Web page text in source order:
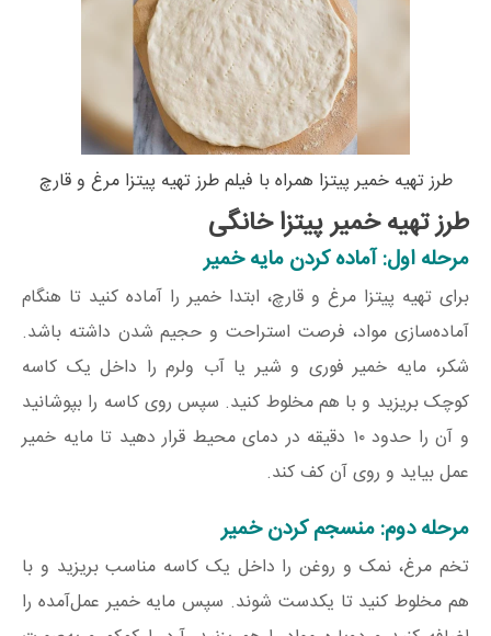
طرز تهیه خمیر پیتزا همراه با فیلم طرز تهیه پیتزا مرغ و قارچ
طرز تهیه خمیر پیتزا خانگی
مرحله اول: آماده کردن مایه خمیر
برای تهیه پیتزا مرغ و قارچ، ابتدا خمیر را آماده کنید تا هنگام
آماده‌سازی مواد، فرصت استراحت و حجیم شدن داشته باشد.
شکر، مایه خمیر فوری و شیر یا آب ولرم را داخل یک کاسه
کوچک بریزید و با هم مخلوط کنید. سپس روی کاسه را بپوشانید
و آن را حدود ۱۰ دقیقه در دمای محیط قرار دهید تا مایه خمیر
عمل بیاید و روی آن کف کند.
مرحله دوم: منسجم کردن خمیر
تخم مرغ، نمک و روغن را داخل یک کاسه مناسب بریزید و با
هم مخلوط کنید تا یکدست شوند. سپس مایه خمیر عمل‌آمده را